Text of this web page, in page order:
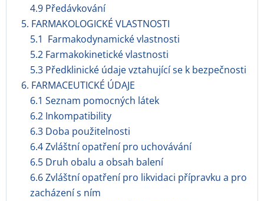
4.9 Předávkování
5. FARMAKOLOGICKÉ VLASTNOSTI
5.1 Farmakodynamické vlastnosti
5.2 Farmakokinetické vlastnosti
5.3 Předklinické údaje vztahující se k bezpečnosti
6. FARMACEUTICKÉ ÚDAJE
6.1 Seznam pomocných látek
6.2 Inkompatibility
6.3 Doba použitelnosti
6.4 Zvláštní opatření pro uchovávání
6.5 Druh obalu a obsah balení
6.6 Zvláštní opatření pro likvidaci přípravku a pro
zacházení s ním